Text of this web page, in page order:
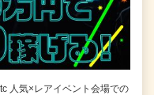
人気×レアイベント会場での